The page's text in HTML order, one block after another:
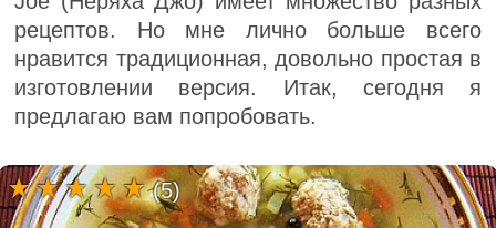
рецептов. Но мне лично больше всего
нравится традиционная, довольно простая в
изготовлении версия. Итак, сегодня я
предлагаю вам попробовать.
(5)